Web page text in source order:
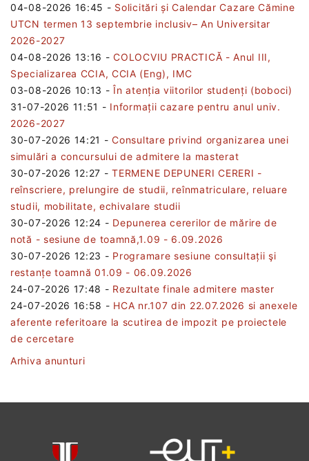
04-08-2026 16:45 - Solicitări și Calendar Cazare Cămine
UTCN termen 13 septembrie inclusiv– An Universitar
2026-2027
04-08-2026 13:16 -COLOCVIU PRACTICĂ - Anul III,
Specializarea CCIA, CCIA (Eng), IMC
03-08-2026 10:13 -În atenția viitorilor studenți (boboci)
31-07-2026 11:51 - Informații cazare pentru anul univ.
2026-2027
30-07-2026 14:21 -Consultare privind organizarea unei
simulări a concursului de admitere la masterat
30-07-2026 12:27 -TERMENE DEPUNERI CERERI -
reînscriere, prelungire de studii, reînmatriculare, reluare
studii, mobilitate, echivalare studii
30-07-2026 12:24 - Depunerea cererilor de mărire de
notă - sesiune de toamnă,1.09 - 6.09.2026
30-07-2026 12:23 - Programare sesiune consultații şi
restanțe toamnă 01.09 - 06.09.2026
24-07-2026 17:48 - Rezultate finale admitere master
24-07-2026 16:58 - HCA nr.107 din 22.07.2026 si anexele
aferente referitoare la scutirea de impozit pe proiectele
de cercetare
Arhiva anunturi